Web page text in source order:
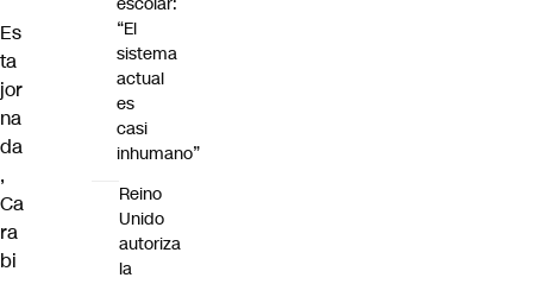
Es
ta
jor
na
da
,
Ca
ra
bi
“El
sistema
actual
es
casi
inhumano”
Reino
Unido
autoriza
la